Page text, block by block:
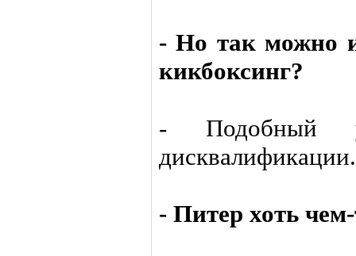
- Но так можно
кикбоксинг?
- Подобный
дисквалификации.
- Питер хоть